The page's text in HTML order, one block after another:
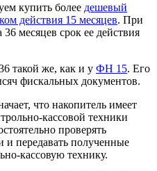
купить более дешевый
действия 15 месяцев. При
месяцев срок ее действия
такой же, как и у ФН 15. Его
фискальных документов.
что накопитель имеет
кассовой техники
проверять
и передавать полученные
кассовую технику.